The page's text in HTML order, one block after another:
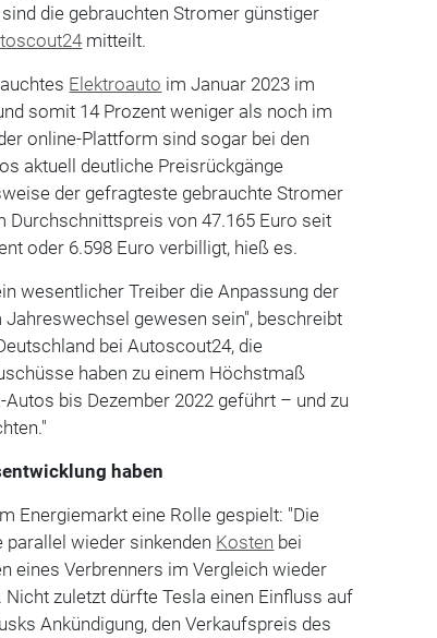
die gebrauchten Stromer günstiger
mitteilt.
Elektroauto im Januar 2023 im
somit 14 Prozent weniger als noch im
online-Plattform sind sogar bei den
aktuell deutliche Preisrückgänge
der gefragteste gebrauchte Stromer
Durchschnittspreis von 47.165 Euro seit
oder 6.598 Euro verbilligt, hieß es.
wesentlicher Treiber die Anpassung der
gewesen sein", beschreibt
bei Autoscout24, die
haben zu einem Höchstmaß
bis Dezember 2022 geführt – und zu
haben
Energiemarkt eine Rolle gespielt: "Die
wieder sinkenden Kosten bei
eines Verbrenners im Vergleich wieder
zuletzt dürfte Tesla einen Einfluss auf
Ankündigung, den Verkaufspreis des